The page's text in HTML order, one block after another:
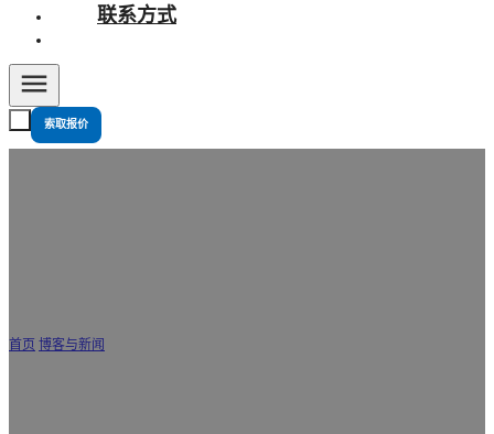
联系方式
索取报价
首页 博客与新闻